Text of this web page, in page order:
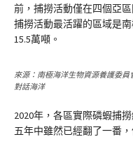
前，捕撈活動僅在四個亞
捕撈活動最活躍的區域是
15.5萬噸。
來源：南極海洋生物資源養護委員
對話海洋
2020年，各區實際磷蝦捕
五年中雖然已經翻了一番